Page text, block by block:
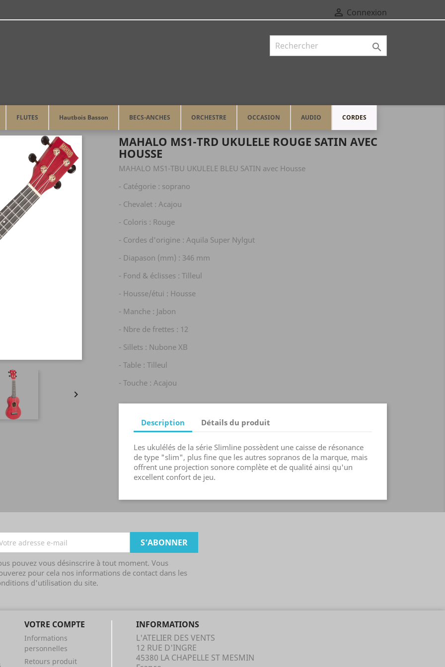
 Connexion

FLUTES Hautbois Basson BECS-ANCHES ORCHESTRE OCCASION AUDIO CORDES
MS1-TRD UKULELE ROUGE SATIN avec Housse

MAHALO MS1-TRD UKULELE ROUGE SATIN AVEC
HOUSSE
MAHALO MS1-TBU UKULELE BLEU SATIN avec Housse
- Catégorie : soprano
- Chevalet : Acajou
- Coloris : Rouge
- Cordes d'origine : Aquila Super Nylgut
- Diapason (mm) : 346 mm
- Fond & éclisses : Tilleul
- Housse/étui : Housse
- Manche : Jabon
- Nbre de frettes : 12
- Sillets : Nubone XB
- Table : Tilleul
- Touche : Acajou
Description Détails du produit
Les ukulélés de la série Slimline possèdent une caisse de résonance
de type "slim", plus fine que les autres sopranos de la marque, mais
offrent une projection sonore complète et de qualité ainsi qu'un
excellent confort de jeu.
pouvez vous désinscrire à tout moment. Vous
pour cela nos informations de contact dans les
d'utilisation du site.
VOTRE COMPTE
Informations
personnelles
Retours produit
INFORMATIONS
L'ATELIER DES VENTS
12 RUE D'INGRE
45380 LA CHAPELLE ST MESMIN